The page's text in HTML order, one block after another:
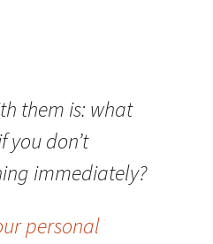
them is: what
you don’t
immediately?
personal